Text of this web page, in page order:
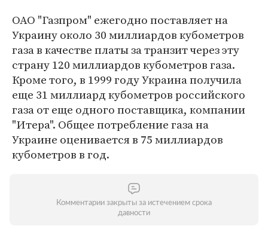
ОАО "Газпром" ежегодно поставляет на
Украину около 30 миллиардов кубометров
газа в качестве платы за транзит через эту
страну 120 миллиардов кубометров газа.
Кроме того, в 1999 году Украина получила
еще 31 миллиард кубометров российского
газа от еще одного поставщика, компании
"Итера". Общее потребление газа на
Украине оценивается в 75 миллиардов
кубометров в год.
Комментарии закрыты за истечением срока
давности